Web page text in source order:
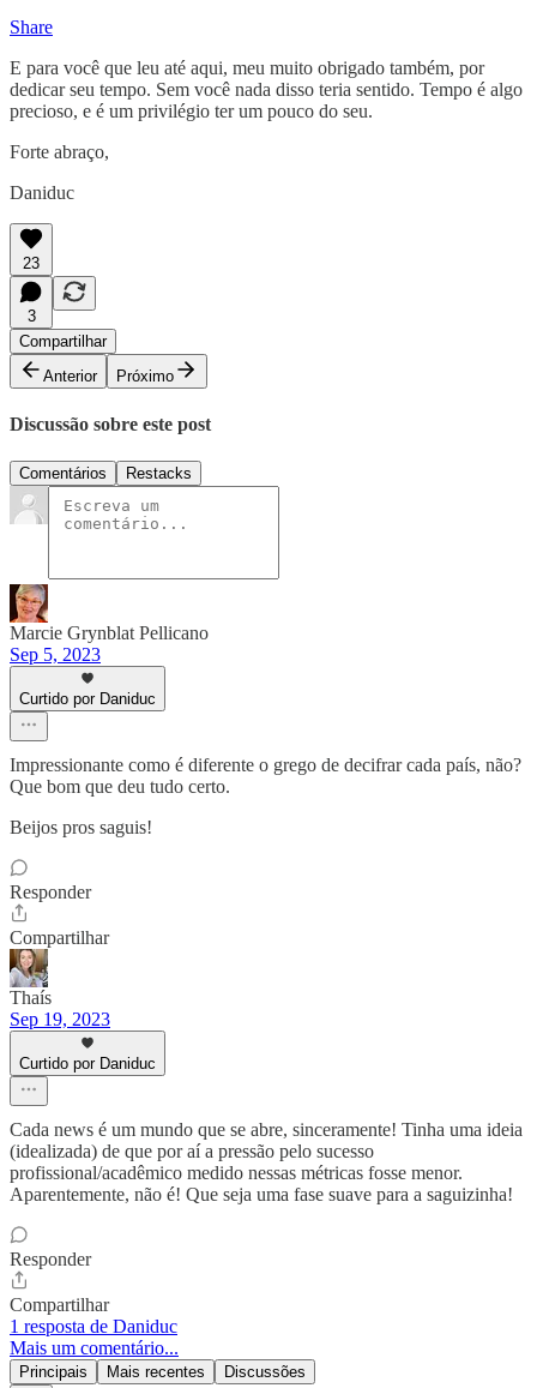
Share
E para você que leu até aqui, meu muito obrigado também, por
dedicar seu tempo. Sem você nada disso teria sentido. Tempo é algo
precioso, e é um privilégio ter um pouco do seu.
Forte abraço,
Daniduc
23
3
Compartilhar
Anterior
Próximo
Discussão sobre este post
Comentários Restacks
Marcie Grynblat Pellicano
Sep 5, 2023
Curtido por Daniduc
Impressionante como é diferente o grego de decifrar cada país, não?
Que bom que deu tudo certo.
Beijos pros saguis!
Responder
Compartilhar
Thaís
Sep 19, 2023
Curtido por Daniduc
Cada news é um mundo que se abre, sinceramente! Tinha uma ideia
(idealizada) de que por aí a pressão pelo sucesso
profissional/acadêmico medido nessas métricas fosse menor.
Aparentemente, não é! Que seja uma fase suave para a saguizinha!
Responder
Compartilhar
1 resposta de Daniduc
Mais um comentário...
Principais Mais recentes Discussões